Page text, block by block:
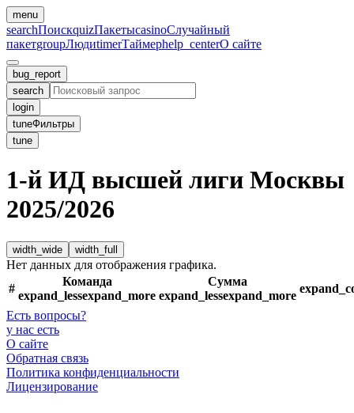
menu
searchПоискquizПакетыcasinoСлучайный
пакетgroupЛюдиtimerТаймерhelp_centerО сайте
bug_report
search
login
tuneФильтры
tune
1-й ИД высшей лиги Москвы
2025/2026
width_wide width_full
Нет данных для отображения графика.
#
Команда
expand_lessexpand_more
Сумма
expand_lessexpand_more
Есть вопросы?
у нас есть
О сайте
Обратная связь
Политика конфиденциальности
Лицензирование